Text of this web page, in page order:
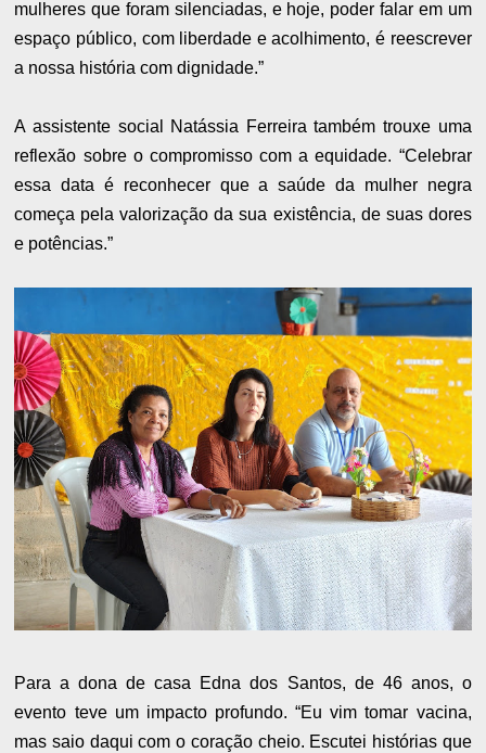
mulheres que foram silenciadas, e hoje, poder falar em um
espaço público, com liberdade e acolhimento, é reescrever
a nossa história com dignidade.”
A assistente social Natássia Ferreira também trouxe uma
reflexão sobre o compromisso com a equidade. “Celebrar
essa data é reconhecer que a saúde da mulher negra
começa pela valorização da sua existência, de suas dores
e potências.”
Para a dona de casa Edna dos Santos, de 46 anos, o
evento teve um impacto profundo. “Eu vim tomar vacina,
mas saio daqui com o coração cheio. Escutei histórias que